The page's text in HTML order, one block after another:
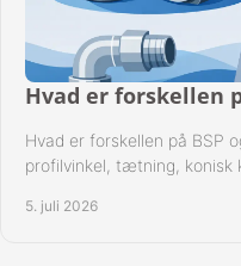
Hvad er forskellen
Hvad er forskellen på BSP
profilvinkel, tætning, konisk
5. juli 2026